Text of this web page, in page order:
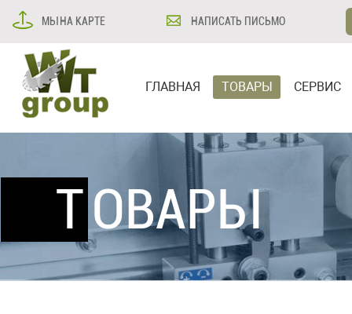
МЫ НА КАРТЕ НАПИСАТЬ ПИСЬМО
ГЛАВНАЯ ТОВАРЫ СЕРВИС
ТОВАРЫ